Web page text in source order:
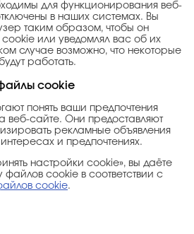
для функционирования веб-
в наших системах. Вы
таким образом, чтобы он
или уведомлял вас об их
случае возможно, что некоторые
работать.
cookie
понять ваши предпочтения
веб-сайте. Они предоставляют
рекламные объявления
и предпочтениях.
настройки cookie», вы даёте
cookie в соответствии с
cookie.